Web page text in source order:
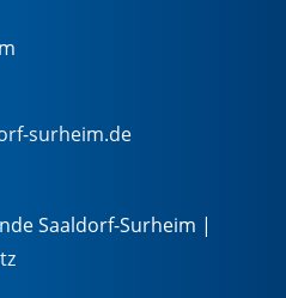
surheim.de
Saaldorf-Surheim |